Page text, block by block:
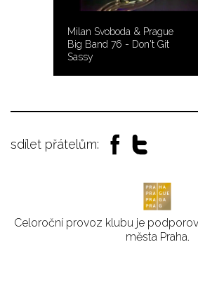
Milan Svoboda & Prague
Big Band 76 - Don't Git
Sassy
sdílet přátelům:
Celoroční provoz klubu je
města Praha.